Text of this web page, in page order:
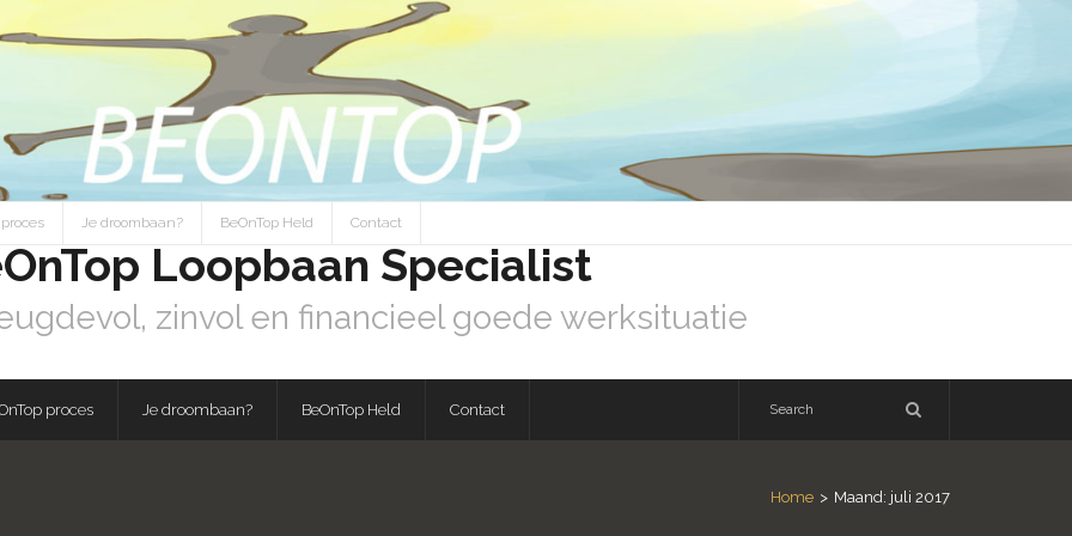
Je droombaan? BeOnTop Held Contact
Loopbaan Specialist
zinvol en financieel goede werksituatie
proces Je droombaan? BeOnTop Held Contact
Home > Maand: juli 2017